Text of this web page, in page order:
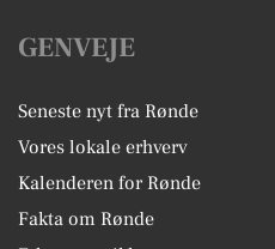
GENVEJE
Seneste nyt fra Rønde
Vores lokale erhverv
Kalenderen for Rønde
Fakta om Rønde